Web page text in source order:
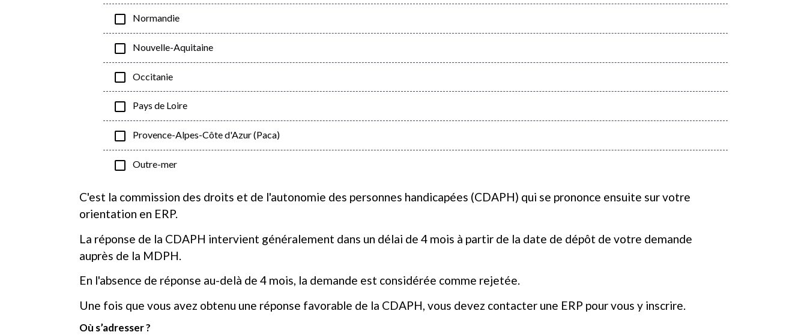
check_box_outline_blank Normandie
check_box_outline_blank Nouvelle-Aquitaine
check_box_outline_blank Occitanie
check_box_outline_blank Pays de Loire
check_box_outline_blank Provence-Alpes-Côte d'Azur (Paca)
check_box_outline_blank Outre-mer
C'est la commission des droits et de l'autonomie des personnes handicapées (CDAPH) qui se prononce ensuite sur votre
orientation en ERP.
La réponse de la CDAPH intervient généralement dans un délai de 4 mois à partir de la date de dépôt de votre demande
auprès de la MDPH.
En l'absence de réponse au-delà de 4 mois, la demande est considérée comme rejetée.
Une fois que vous avez obtenu une réponse favorable de la CDAPH, vous devez contacter une ERP pour vous y inscrire.
Où s’adresser ?